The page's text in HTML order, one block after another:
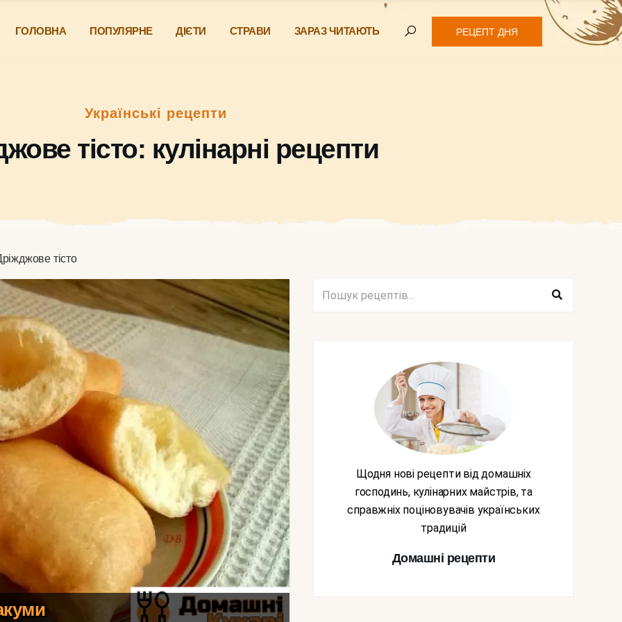
ГОЛОВНА ПОПУЛЯРНЕ ДІЄТИ СТРАВИ ЗАРАЗ ЧИТАЮТЬ РЕЦЕПТ ДНЯ
Українські рецепти
тісто: кулінарні рецепти
тісто
Щодня нові рецепти від домашніх
господинь, кулінарних майстрів, та
справжніх поціновувачів українських
традицій
Домашні рецепти